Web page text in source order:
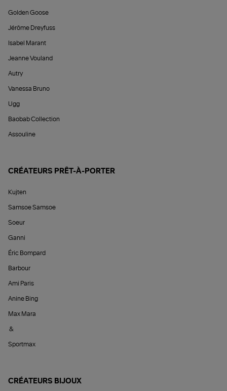
Golden Goose
Jérôme Dreyfuss
Isabel Marant
Jeanne Vouland
Autry
Vanessa Bruno
Ugg
Baobab Collection
Assouline
CRÉATEURS PRÊT-À-PORTER
Kujten
Samsoe Samsoe
Soeur
Ganni
Éric Bompard
Barbour
Ami Paris
Anine Bing
Max Mara
&
Sportmax
CRÉATEURS BIJOUX